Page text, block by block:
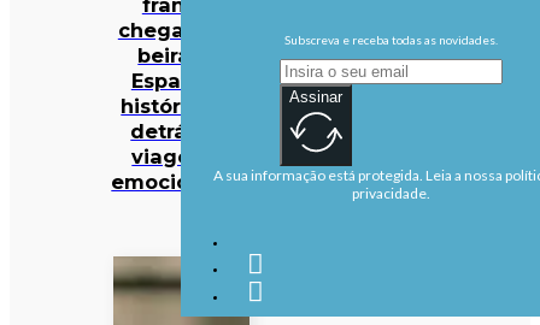
chegaram à
beira do
Espaço. A
história por
detrás da
viagem é
emocionante
Subscreva e receba todas as novidades.
Assinar
A sua informação está protegida. Leia a nossa
privacidade.